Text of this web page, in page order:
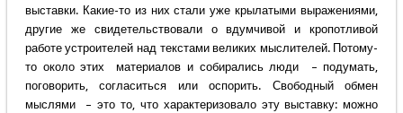
выставки. Какие-то из них стали уже крылатыми выражениями,
другие же свидетельствовали о вдумчивой и кропотливой
работе устроителей над текстами великих мыслителей. Потому-
то около этих материалов и собирались люди – подумать,
поговорить, согласиться или оспорить. Свободный обмен
мыслями – это то, что характеризовало эту выставку: можно